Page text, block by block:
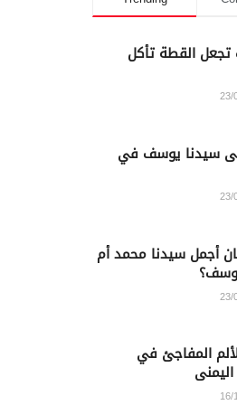
تجعل القطة تأكل
سيدنا يوسف في
أجمل سيدنا محمد أم
المفاجئ في